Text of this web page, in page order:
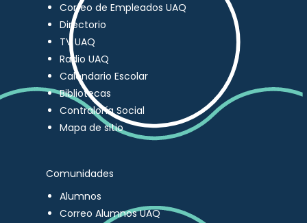
Correo de Empleados UAQ
Directorio
TV UAQ
Radio UAQ
Calendario Escolar
Bibliotecas
Contraloría Social
Mapa de sitio
Comunidades
Alumnos
Correo Alumnos UAQ